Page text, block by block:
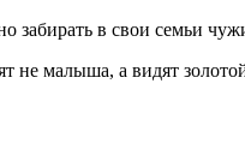
забирать в свои семьи
не малыша, а видят